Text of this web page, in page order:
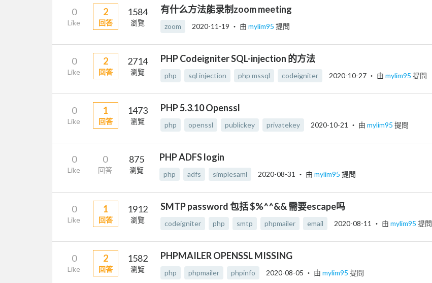
0
Like
2
回答
1584
瀏覽
有什么方法能录制zoom meeting
zoom 2020-11-19 ‧ 由 mylim95 提問
0
Like
2
回答
2714
瀏覽
PHP Codeigniter SQL-injection 的方法
php sql injection php mssql codeigniter 2020-10-27 ‧ 由 mylim95 提問
0
Like
1
回答
1473
瀏覽
PHP 5.3.10 Openssl
php openssl publickey privatekey 2020-10-21 ‧ 由 mylim95 提問
0
Like
0
回答
875
瀏覽
PHP ADFS login
php adfs simplesaml 2020-08-31 ‧ 由 mylim95 提問
0
Like
1
回答
1912
瀏覽
SMTP password 包括 $%^^&& 需要escape吗
codeigniter php smtp phpmailer email 2020-08-11 ‧ 由 mylim95 提問
0
Like
2
回答
1582
瀏覽
PHPMAILER OPENSSL MISSING
php phpmailer phpinfo 2020-08-05 ‧ 由 mylim95 提問